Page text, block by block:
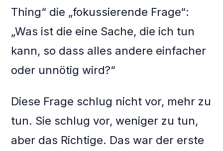
Thing“ die „fokussierende Frage“:
„Was ist die eine Sache, die ich tun
kann, so dass alles andere einfacher
oder unnötig wird?“
Diese Frage schlug nicht vor, mehr zu
tun. Sie schlug vor, weniger zu tun,
aber das Richtige. Das war der erste